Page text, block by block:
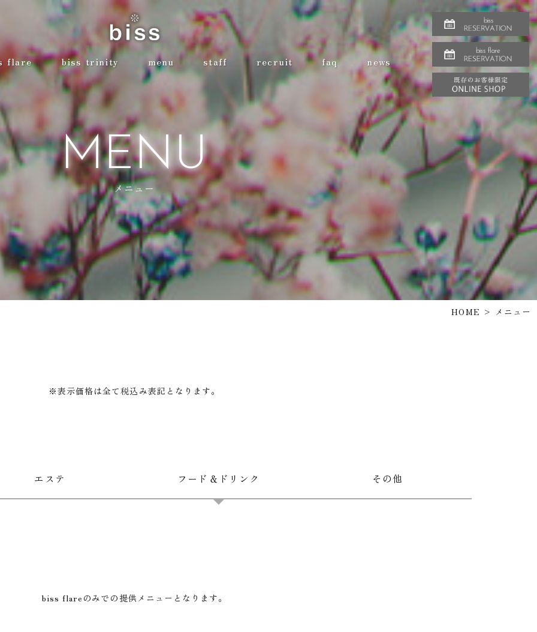
flare biss trinity menu staff recruit faq news
MENU
メニュー
HOME > メニュー
※表示価格は全て税込み表記となります。
エステ フード＆ドリンク その他
biss flareのみでの提供メニューとなります。